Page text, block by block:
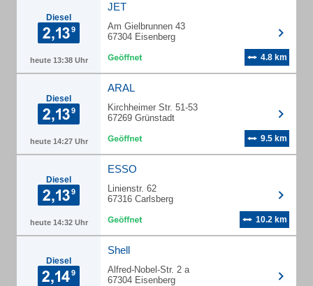
Diesel
heute 13:38 Uhr
JET
Am Gielbrunnen 43
67304 Eisenberg
4.8 km
Diesel
heute 14:27 Uhr
ARAL
Kirchheimer Str. 51-53
67269 Grünstadt
9.5 km
Diesel
heute 14:32 Uhr
ESSO
Linienstr. 62
67316 Carlsberg
10.2 km
Diesel
Shell
Alfred-Nobel-Str. 2 a
67304 Eisenberg